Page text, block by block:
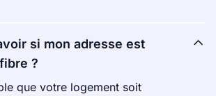
si mon adresse est
?
que votre logement soit